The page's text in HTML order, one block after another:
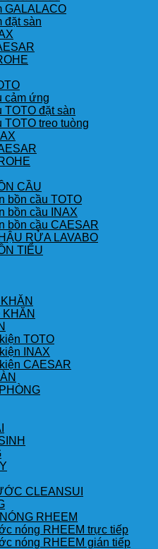
GALALACO
đặt sàn
cảm ứng
TOTO đặt sàn
TOTO treo tuòng
CẦU
bồn cầu TOTO
bồn cầu INAX
bồn cầu CAESAR
RỬA LAVABO
TIỂU
TOTO
INAX
CAESAR
CLEANSUI
RHEEM
nóng RHEEM trực tiếp
nóng RHEEM gián tiếp